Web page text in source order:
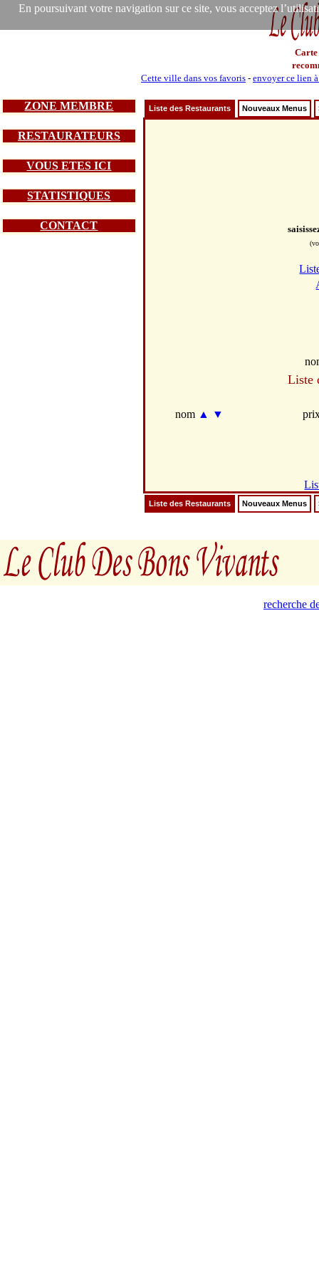
En poursuivant votre navigation sur ce site, vous acceptez
Carte
Cette ville dans vos favoris - envoyer ce lien
ZONE MEMBRE
RESTAURATEURS
VOUS ETES ICI
STATISTIQUES
CONTACT
Liste des Restaurants Nouveaux Menus
Liste
nom ▲ ▼
Liste des Restaurants Nouveaux Menus
recherche